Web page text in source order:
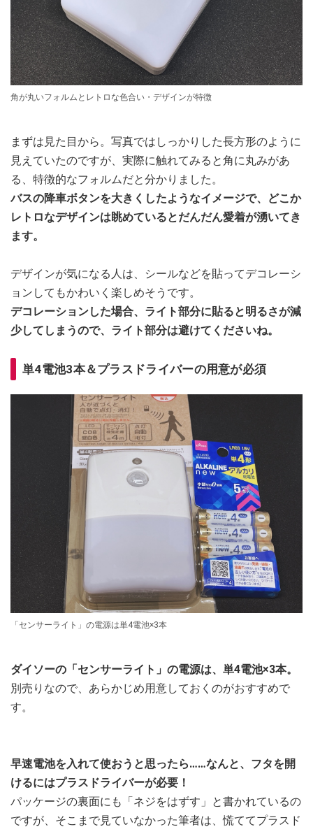
角が丸いフォルムとレトロな色合い・デザインが特徴
まずは見た目から。写真ではしっかりした長方形のように
見えていたのですが、実際に触れてみると角に丸みがあ
る、特徴的なフォルムだと分かりました。
バスの降車ボタンを大きくしたようなイメージで、どこか
レトロなデザインは眺めているとだんだん愛着が湧いてき
ます。
デザインが気になる人は、シールなどを貼ってデコレーシ
ョンしてもかわいく楽しめそうです。
デコレーションした場合、ライト部分に貼ると明るさが減
少してしまうので、ライト部分は避けてくださいね。
単4電池3本＆プラスドライバーの用意が必須
「センサーライト」の電源は単4電池×3本
ダイソーの「センサーライト」の電源は、単4電池×3本。
別売りなので、あらかじめ用意しておくのがおすすめで
す。
早速電池を入れて使おうと思ったら……なんと、フタを開
けるにはプラスドライバーが必要！
パッケージの裏面にも「ネジをはずす」と書かれているの
ですが、そこまで見ていなかった筆者は、慌ててプラスド